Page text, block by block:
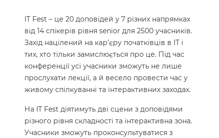
IT Fest – це 20 доповідей у ​​7 різних напрямках
від 14 спікерів рівня senior для 2500 учасників.
Захід націлений на кар’єру початківців в IT і
тих, хто тільки замислюється про це. Під час
конференції усі учасники зможуть не лише
прослухати лекції, а й весело провести час у
живому спілкуванні та інтерактивних заходах.
На IT Fest діятимуть дві сцени з доповідями
різного рівня складності та інтерактивна зона.
Учасники зможуть проконсультуватися з